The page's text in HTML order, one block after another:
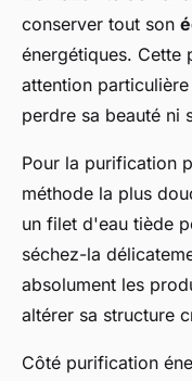
conserver tout son
énergétiques. Cette
attention
perdre sa beauté ni
Pour la purification
méthode la plus
un filet d'eau tiède
séchez-la
absolument les
altérer sa structure
Côté purification